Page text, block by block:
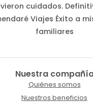
cuidados.
Viajes Éxito a
familiares
Nuestra
Quiénes somos
Nuestros beneficios